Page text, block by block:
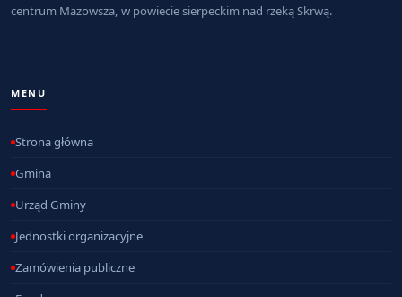
centrum Mazowsza, w powiecie sierpeckim nad rzeką Skrwą.
MENU
Strona główna
Gmina
Urząd Gminy
Jednostki organizacyjne
Zamówienia publiczne